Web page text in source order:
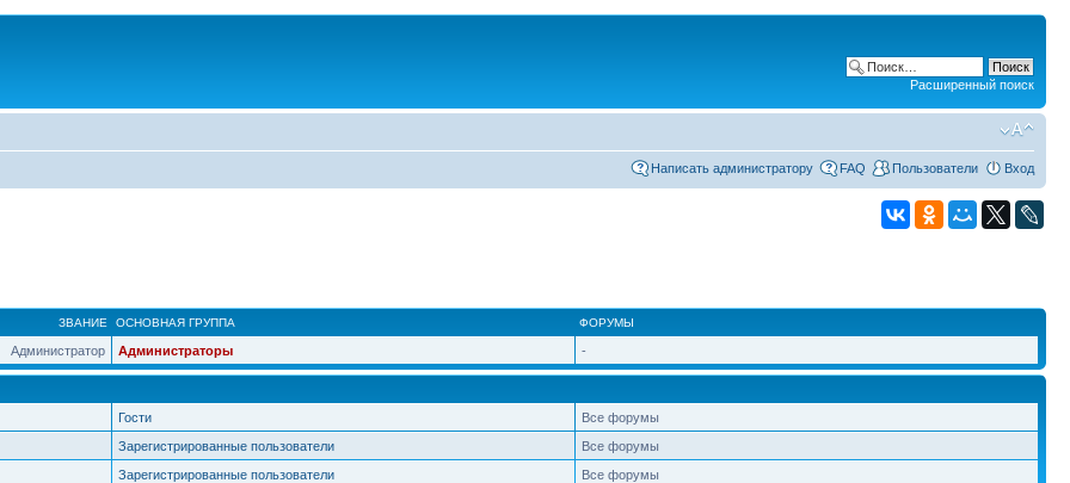
Расширенный поиск
Написать администратору FAQ Пользователи Вход
ЗВАНИЕ ОСНОВНАЯ ГРУППА ФОРУМЫ
Администратор Администраторы -
Гости
Все форумы
Зарегистрированные пользователи
Все форумы
Зарегистрированные пользователи
Все форумы